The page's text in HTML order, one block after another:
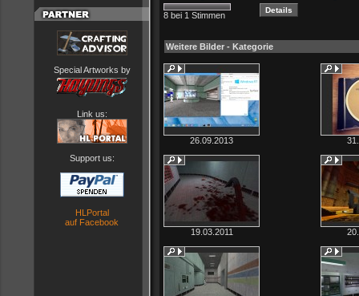
Special Artworks by
Link us:
Support us:
HLPortal
auf Facebook
8 bei 1 Stimmen
Weitere Bilder - Kategorie
26.09.2013
19.03.2011